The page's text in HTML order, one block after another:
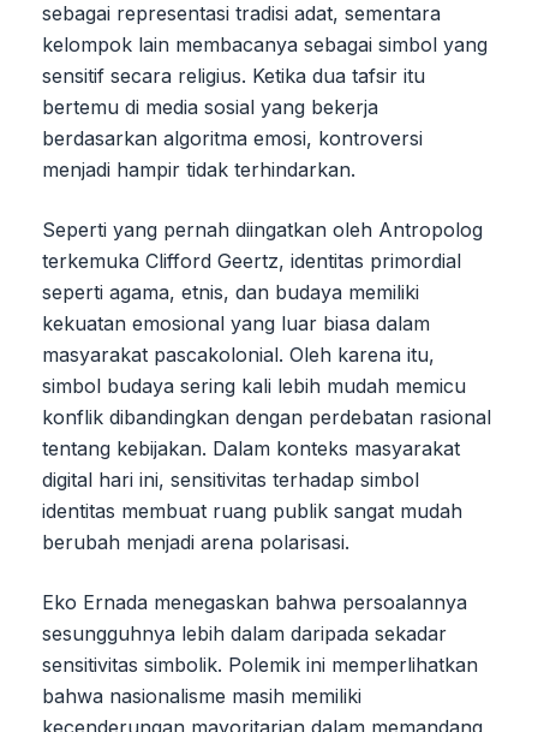
sebagai representasi tradisi adat, sementara
kelompok lain membacanya sebagai simbol yang
sensitif secara religius. Ketika dua tafsir itu
bertemu di media sosial yang bekerja
berdasarkan algoritma emosi, kontroversi
menjadi hampir tidak terhindarkan.
Seperti yang pernah diingatkan oleh Antropolog
terkemuka Clifford Geertz, identitas primordial
seperti agama, etnis, dan budaya memiliki
kekuatan emosional yang luar biasa dalam
masyarakat pascakolonial. Oleh karena itu,
simbol budaya sering kali lebih mudah memicu
konflik dibandingkan dengan perdebatan rasional
tentang kebijakan. Dalam konteks masyarakat
digital hari ini, sensitivitas terhadap simbol
identitas membuat ruang publik sangat mudah
berubah menjadi arena polarisasi.
Eko Ernada menegaskan bahwa persoalannya
sesungguhnya lebih dalam daripada sekadar
sensitivitas simbolik. Polemik ini memperlihatkan
bahwa nasionalisme masih memiliki